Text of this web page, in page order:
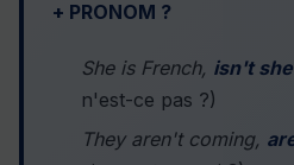
+ PRONOM ?
She is French, isn't
n'est-ce pas ?)
They aren't coming,